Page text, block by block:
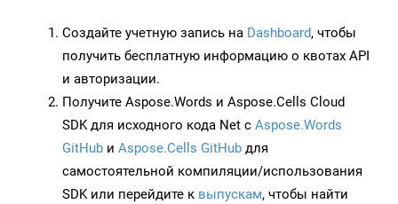
Создайте учетную запись на Dashboard, чтобы
получить бесплатную информацию о квотах API
и авторизации.
Получите Aspose.Words и Aspose.Cells Cloud
SDK для исходного кода Net с Aspose.Words
GitHub и Aspose.Cells GitHub для
самостоятельной компиляции/использования
SDK или перейдите к выпускам, чтобы найти